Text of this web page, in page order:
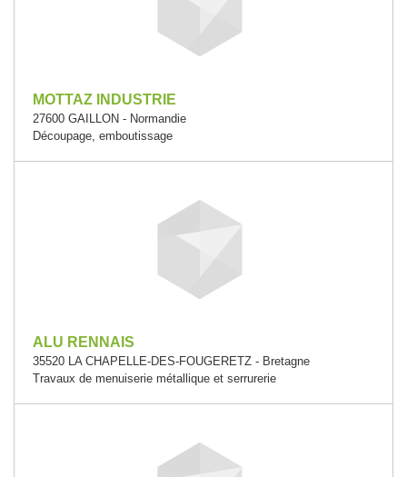
MOTTAZ INDUSTRIE
27600 GAILLON - Normandie
Découpage, emboutissage
ALU RENNAIS
35520 LA CHAPELLE-DES-FOUGERETZ - Bretagne
Travaux de menuiserie métallique et serrurerie